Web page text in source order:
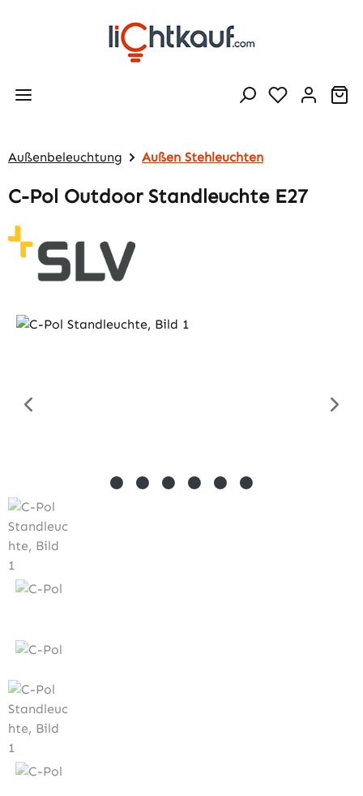
Zum Hauptinhalt springen
Außenbeleuchtung Außen Stehleuchten
C-Pol Outdoor Standleuchte E27
Bildergalerie überspringen